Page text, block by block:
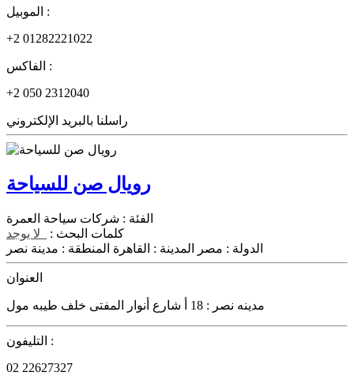
الموبيل :
+2 01282221022
الفاكس :
+2 050 2312040
راسلنا بالبريد الإلكتروني
رويال صن للسياحة
الفئة : شركات سياحة العمرة
كلمات البحث :
لا يوجد
الدولة : مصر المدينة : القاهرة المنطقة : مدينة نصر
العنوان
مدينه نصر : 18 أ شارع أنوار المفتى خلف طيبه مول
التليفون :
02 22627327